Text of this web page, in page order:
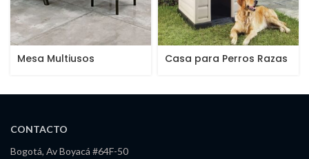
Mesa Multiusos
Casa para Perros Razas
CONTACTO
Bogotá, Av Boyacá #64F-50